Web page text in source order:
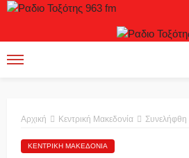
Αρχική Κεντρική Μακεδονία Συνελήφθη ένα
ΚΕΝΤΡΙΚΉ ΜΑΚΕΔΟΝΊΑ